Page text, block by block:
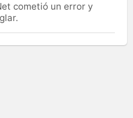
cometió un error y